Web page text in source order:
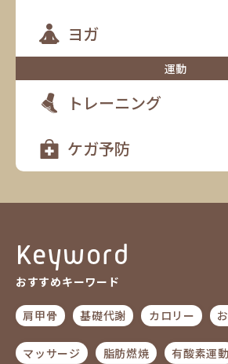
ヨガ
運動
トレーニング
ケガ予防
Keyword
おすすめキーワード
肩甲骨 基礎代謝 カロリー
マッサージ 脂肪燃焼 有酸素運動